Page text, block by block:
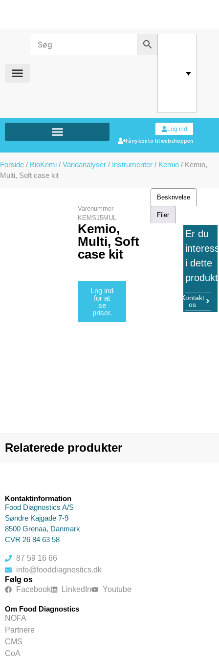
Log ind
Få ny konto til webshoppen
Forside / BioKemi / Vandanalyser / Instrumenter / Kemio / Kemio,
Multi, Soft case kit
Varenummer
KEMS15MUL
Kemio,
Multi, Soft
case kit
Log ind
for at
se
priser.
Beskrivelse
Filer
Er du
i dette
Kontakt
os
Relaterede produkter
Kontaktinformation
Food Diagnostics A/S
Søndre Kajgade 7-9
8500 Grenaa, Danmark
CVR 26 84 63 58
87 59 16 66
info@fooddiagnostics.dk
Følg os
Facebook
LinkedIn Youtube
Om Food Diagnostics
NOFA
Partnere
CMS
CoA